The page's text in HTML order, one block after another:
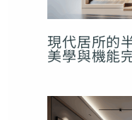
現代居所的
美學與機能